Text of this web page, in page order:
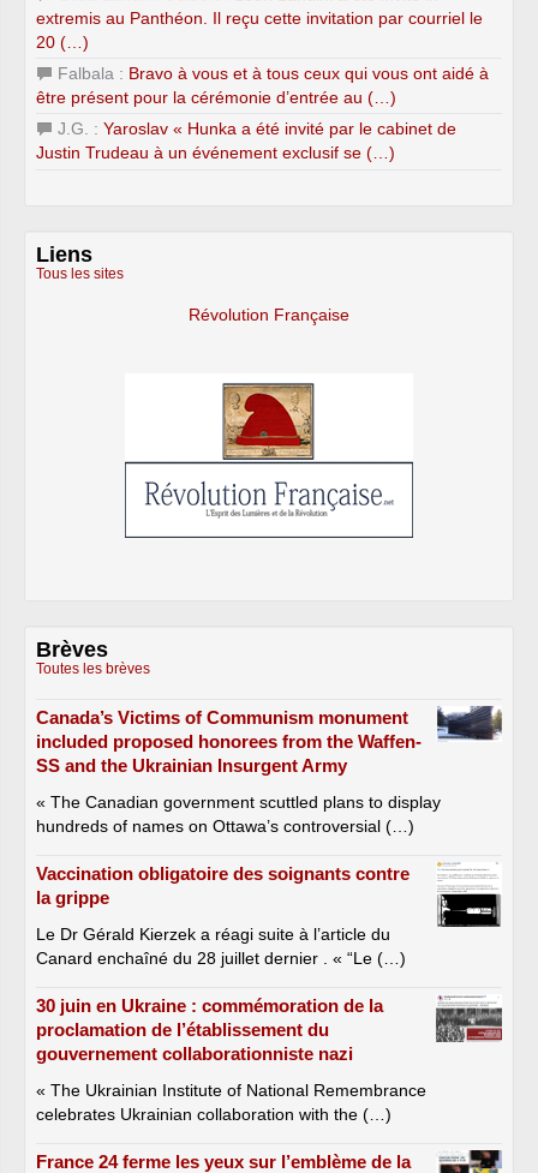
extremis au Panthéon. Il reçu cette invitation par courriel le
20 (…)
Falbala : Bravo à vous et à tous ceux qui vous ont aidé à
être présent pour la cérémonie d’entrée au (…)
J.G. : Yaroslav « Hunka a été invité par le cabinet de
Justin Trudeau à un événement exclusif se (…)
Liens
Tous les sites
Révolution Française
Brèves
Toutes les brèves
Canada’s Victims of Communism monument
included proposed honorees from the Waffen-
SS and the Ukrainian Insurgent Army
« The Canadian government scuttled plans to display
hundreds of names on Ottawa’s controversial (…)
Vaccination obligatoire des soignants contre
la grippe
Le Dr Gérald Kierzek a réagi suite à l’article du
Canard enchaîné du 28 juillet dernier . « “Le (…)
30 juin en Ukraine : commémoration de la
proclamation de l’établissement du
gouvernement collaborationniste nazi
« The Ukrainian Institute of National Remembrance
celebrates Ukrainian collaboration with the (…)
France 24 ferme les yeux sur l’emblème de la